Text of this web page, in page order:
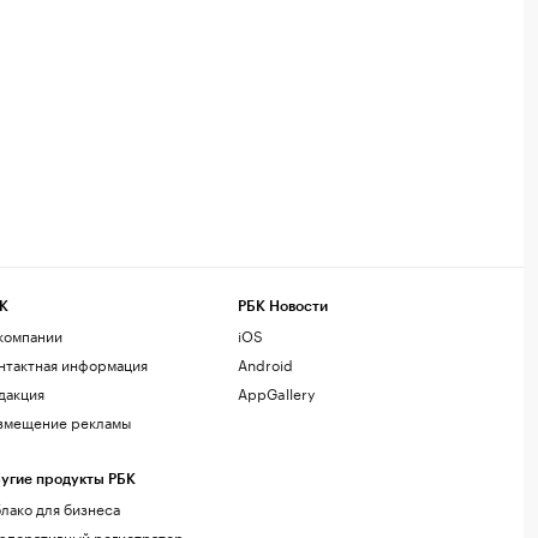
информация
рекламы
продукты РБК
для бизнеса
РБК Новости
iOS
Android
AppGallery